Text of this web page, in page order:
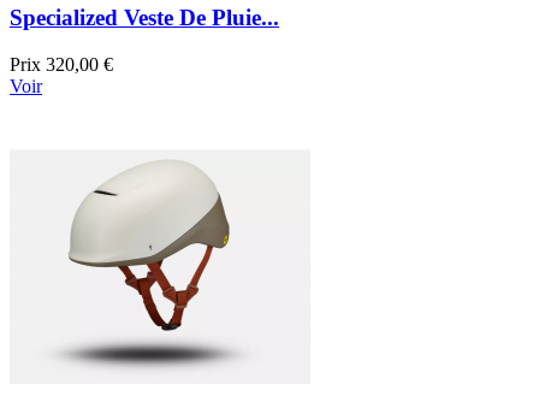
Specialized Veste De Pluie...
Prix 320,00 €
Voir